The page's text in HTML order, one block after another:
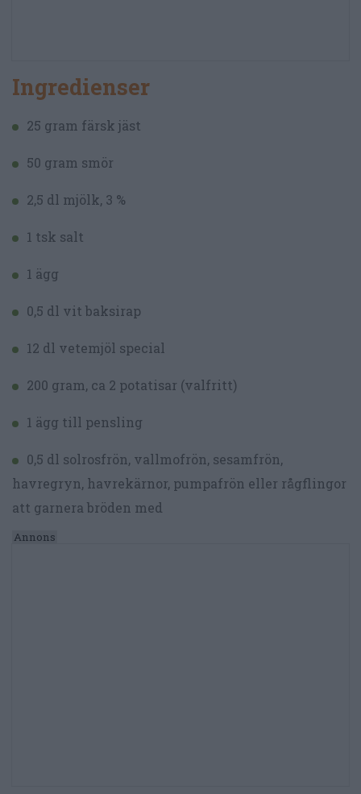
Ingredienser
25 gram färsk jäst
50 gram smör
2,5 dl mjölk, 3 %
1 tsk salt
1 ägg
0,5 dl vit baksirap
12 dl vetemjöl special
200 gram, ca 2 potatisar (valfritt)
1 ägg till pensling
0,5 dl solrosfrön, vallmofrön, sesamfrön,
havregryn, havrekärnor, pumpafrön eller rågflingor
att garnera bröden med